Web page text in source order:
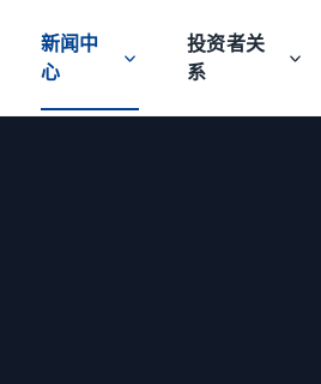
新闻中
心
投资者关
系